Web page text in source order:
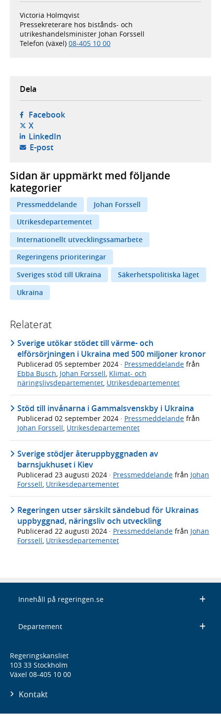
Victoria Holmqvist
Pressekreterare hos bistånds- och
utrikeshandelsminister Johan Forssell
Telefon (växel) 08-405 10 00
Dela
Facebook- öppnas i ny flik, extern webbplats,
X- öppnas i ny flik, extern webbplats,
LinkedIn- öppnas i ny flik, extern webbplats,
E-post- öppnar din e-postklient,
Sidan är uppmärkt med följande
kategorier
Pressmeddelande
Johan Forssell
Utrikesdepartementet
Internationellt utvecklingssamarbete
Regeringens prioriteringar
Sveriges stöd till Ukraina
Säkerhetspolitiska läget
Ukraina
Relaterat
Sverige utökar stödet till värme- och
elförsörjningen i Ukraina med 500 miljoner kronor
Publicerad 05 september 2024 · Pressmeddelande från
Ebba Busch Johan Forssell Klimat- och
näringslivsdepartementet Utrikesdepartementet
Stöd till invånarna i Gammalsvenskby i Ukraina
Publicerad 02 september 2024 · Pressmeddelande från
Johan Forssell, Utrikesdepartementet
Sverige stödjer återuppbyggnaden av
barnsjukhuset i Kiev
Publicerad 23 augusti 2024 · Pressmeddelande från Johan
Forssell, Utrikesdepartementet
Regeringen utser särskilt sändebud för Ukrainas
uppbyggnad, näringsliv och utveckling
Publicerad 22 augusti 2024 · Pressmeddelande från Johan
Forssell Utrikesdepartementet
Innehåll på regeringen.se
Departement
Regeringskansliet
103 33 Stockholm
Växel 08-405 10 00
Kontakt